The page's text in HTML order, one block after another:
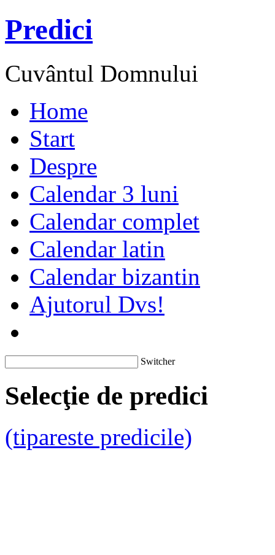
Predici
Cuvântul Domnului
Home
Start
Despre
Calendar 3 luni
Calendar complet
Calendar latin
Calendar bizantin
Ajutorul Dvs!
Switcher
Selecţie de predici
(tipareste predicile)